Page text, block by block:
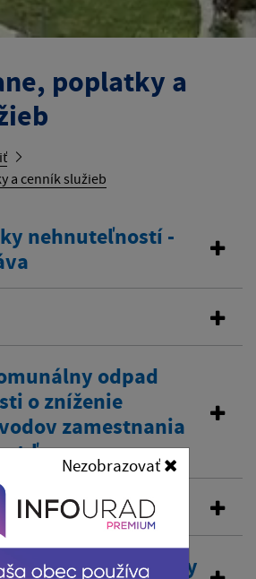
Nezobrazovať
poplatky a
a cenník služieb
nehnuteľností -
odpad
o zníženie
zamestnania
atď.
rozhlase
/kultúrny